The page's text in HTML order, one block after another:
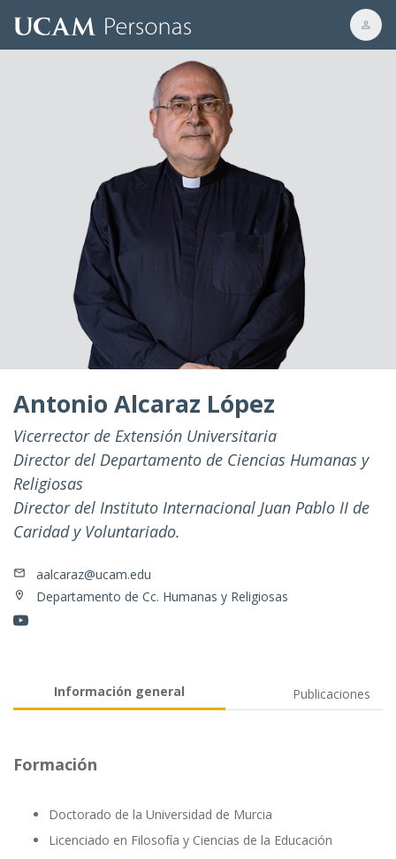
Antonio Alcaraz López
Vicerrector de Extensión Universitaria
Director del Departamento de Ciencias Humanas y
Religiosas
Director del Instituto Internacional Juan Pablo II de
Caridad y Voluntariado.
aalcaraz@ucam.edu
Departamento de Cc. Humanas y Religiosas
Información general Publicaciones
Formación
Doctorado de la Universidad de Murcia
Licenciado en Filosofía y Ciencias de la Educación